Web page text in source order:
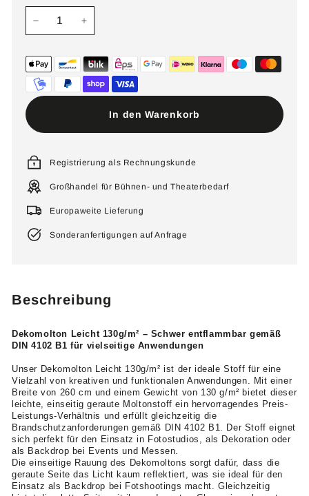
In den Warenkorb
Registrierung als Rechnungskunde
Großhandel für Bühnen- und Theaterbedarf
Europaweite Lieferung
Sonderanfertigungen auf Anfrage
Beschreibung
Dekomolton Leicht 130g/m² – Schwer entflammbar gemäß
DIN 4102 B1 für vielseitige Anwendungen
Unser Dekomolton Leicht 130g/m² ist der ideale Stoff für eine
Vielzahl von kreativen und funktionalen Anwendungen. Mit einer
Breite von 260 cm und einem Gewicht von 130 g/m² bietet dieser
leichte, einseitig geraute Moltonstoff ein hervorragendes Preis-
Leistungs-Verhältnis und erfüllt gleichzeitig die
Brandschutzanforderungen gemäß DIN 4102 B1. Der Stoff eignet
sich perfekt für den Einsatz in Fotostudios, als Dekoration oder
als Backdrop bei Events und Messen.
Die einseitige Rauung des Dekomoltons sorgt dafür, dass die
geraute Seite das Licht kaum reflektiert, was sie ideal für den
Einsatz als Backdrop bei Fotshootings macht. Gleichzeitig